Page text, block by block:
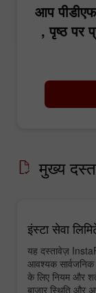
आप
, पृष्ठ पर
मुख्य
इंस्टा सेवा
यह दस्तावेज़
आवश्यक
के लिए नियम और
बाजार स्थिति और